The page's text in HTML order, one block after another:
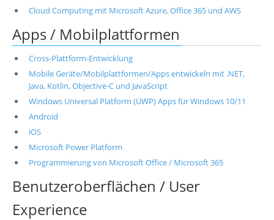
Cloud Computing mit Microsoft Azure, Office 365 und AWS
Apps / Mobilplattformen
Cross-Plattform-Entwicklung
Mobile Geräte/Mobilplattformen/Apps entwickeln mit .NET,
Java, Kotlin, Objective-C und JavaScript
Windows Universal Platform (UWP) Apps für Windows 10/11
Android
iOS
Microsoft Power Platform
Programmierung von Microsoft Office / Microsoft 365
Benutzeroberflächen / User
Experience